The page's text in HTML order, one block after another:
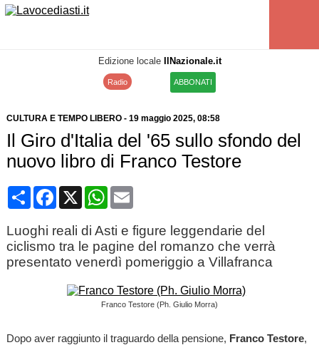
Edizione locale IlNazionale.it
Radio ABBONATI
CULTURA E TEMPO LIBERO- 19 maggio 2025, 08:58
Il Giro d'Italia del '65 sullo sfondo del
nuovo libro di Franco Testore
CondividiFacebook
X WhatsApp
Email
Luoghi reali di Asti e figure leggendarie del
ciclismo tra le pagine del romanzo che verrà
presentato venerdì pomeriggio a Villafranca
Franco Testore (Ph. Giulio Morra)
Dopo aver raggiunto il traguardo della pensione, Franco Testore,